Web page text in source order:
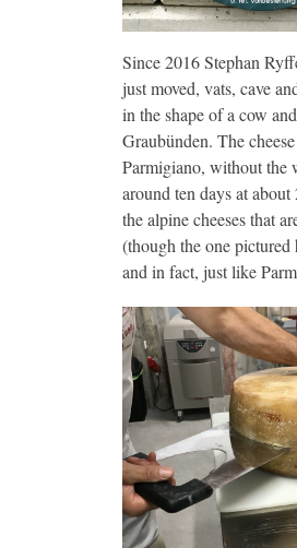
Since 2016 Stephan
just moved, vats, cave
in the shape of a cow
Graubünden. The
Parmigiano, without the
around ten days at
the alpine cheeses that
(though the one pictured
and in fact, just like